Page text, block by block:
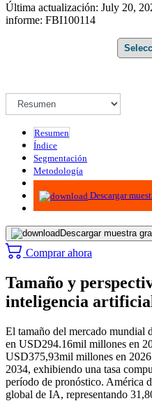
Última actualización: July 20,
informe: FBI100114
Resumen
Índice
Segmentación
Metodología
Infografías
Descargar
Descargar muestra
Comprar ahora
Tamaño y
inteligencia
El tamaño del mercado mundial
en USD294.16mil millones en
USD375,93mil millones en
2034, exhibiendo una tasa
período de pronóstico. América
global de IA, representando